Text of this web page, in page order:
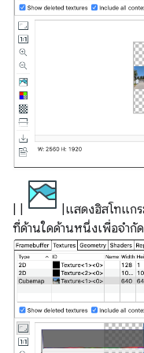
|แสดงฮิสโทแก
ที่ด้านใดด้านหนึ่งเพื่อจำกั